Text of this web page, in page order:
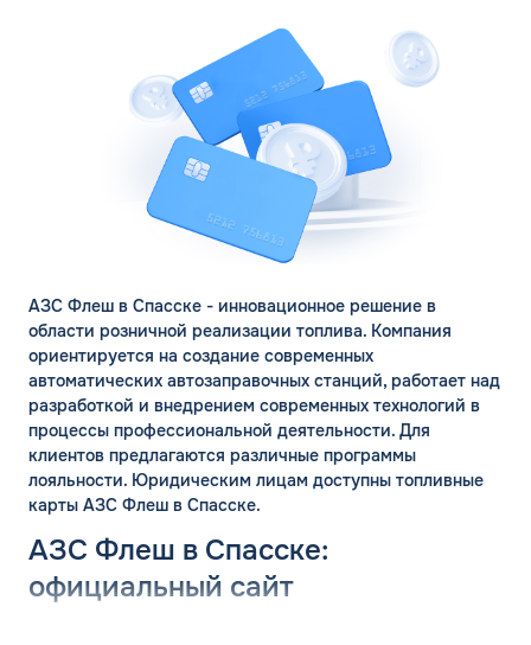
АЗС Флеш в Спасске - инновационное решение в
области розничной реализации топлива. Компания
ориентируется на создание современных
автоматических автозаправочных станций, работает над
разработкой и внедрением современных технологий в
процессы профессиональной деятельности. Для
клиентов предлагаются различные программы
лояльности. Юридическим лицам доступны топливные
карты АЗС Флеш в Спасске.
АЗС Флеш в Спасске:
официальный сайт